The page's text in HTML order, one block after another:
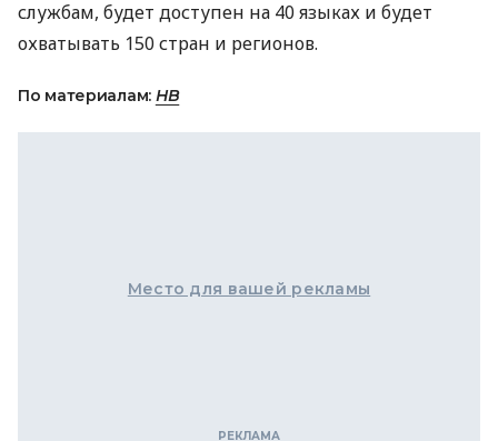
службам, будет доступен на 40 языках и будет
охватывать 150 стран и регионов.
По материалам: НВ
Место для вашей рекламы